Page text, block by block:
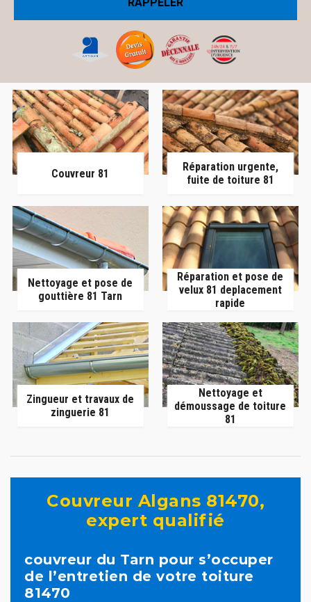
Couvreur 81
Réparation urgente,
fuite de toiture 81
Nettoyage et pose de
gouttière 81 Tarn
Réparation et pose de
velux 81 deplacement
rapide
Zingueur et travaux de
zinguerie 81
Nettoyage et
démoussage de toiture
81
Couvreur Algans 81470,
expert qualifié
couvreur du Tarn pour s’occuper
de l’entretien de votre toiture
81470